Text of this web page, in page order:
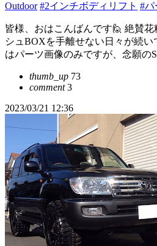
Outdoor #2インチボディリフト #パ
皆様、おはこんばんです🙋 絶賛
シュBOXを手離せない日々が続い
はパーツ画像のみですが、念願の
thumb_up 73
comment3
2023/03/21 12:36